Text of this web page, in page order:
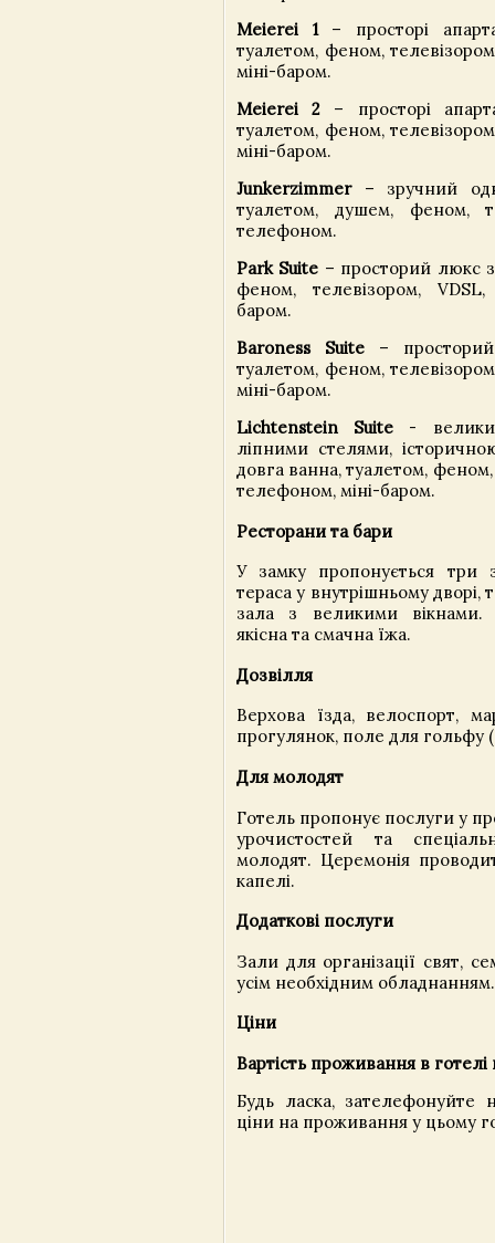
Meierei 1– просторі
туалетом, феном,
міні-баром.
Meierei 2 – просторі
туалетом, феном,
міні-баром.
Junkerzimmer– зручний
туалетом, душем, феном,
телефоном.
Park Suite – просторий люкс
феном, телевізором,
баром.
Baroness Suite –
туалетом, феном,
міні-баром.
Lichtenstein Suite -
ліпними стелями,
довга ванна, туалетом, феном,
телефоном, міні-баром.
Ресторани та бари
У замку пропонується три
тераса у внутрішньому дворі,
зала з великими вікнами.
якісна та смачна їжа.
Дозвілля
Верхова їзда, велоспорт,
прогулянок, поле для гольфу
Для молодят
Готель пропонує послуги у
урочистостей та
молодят. Церемонія
капелі.
Додаткові послуги
Зали для організації свят,
усім необхідним обладнанням.
Ціни
Вартість проживання в готелі
Будь ласка, зателефонуйте
ціни на проживання у цьому